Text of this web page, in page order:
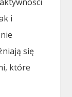
i
się
które